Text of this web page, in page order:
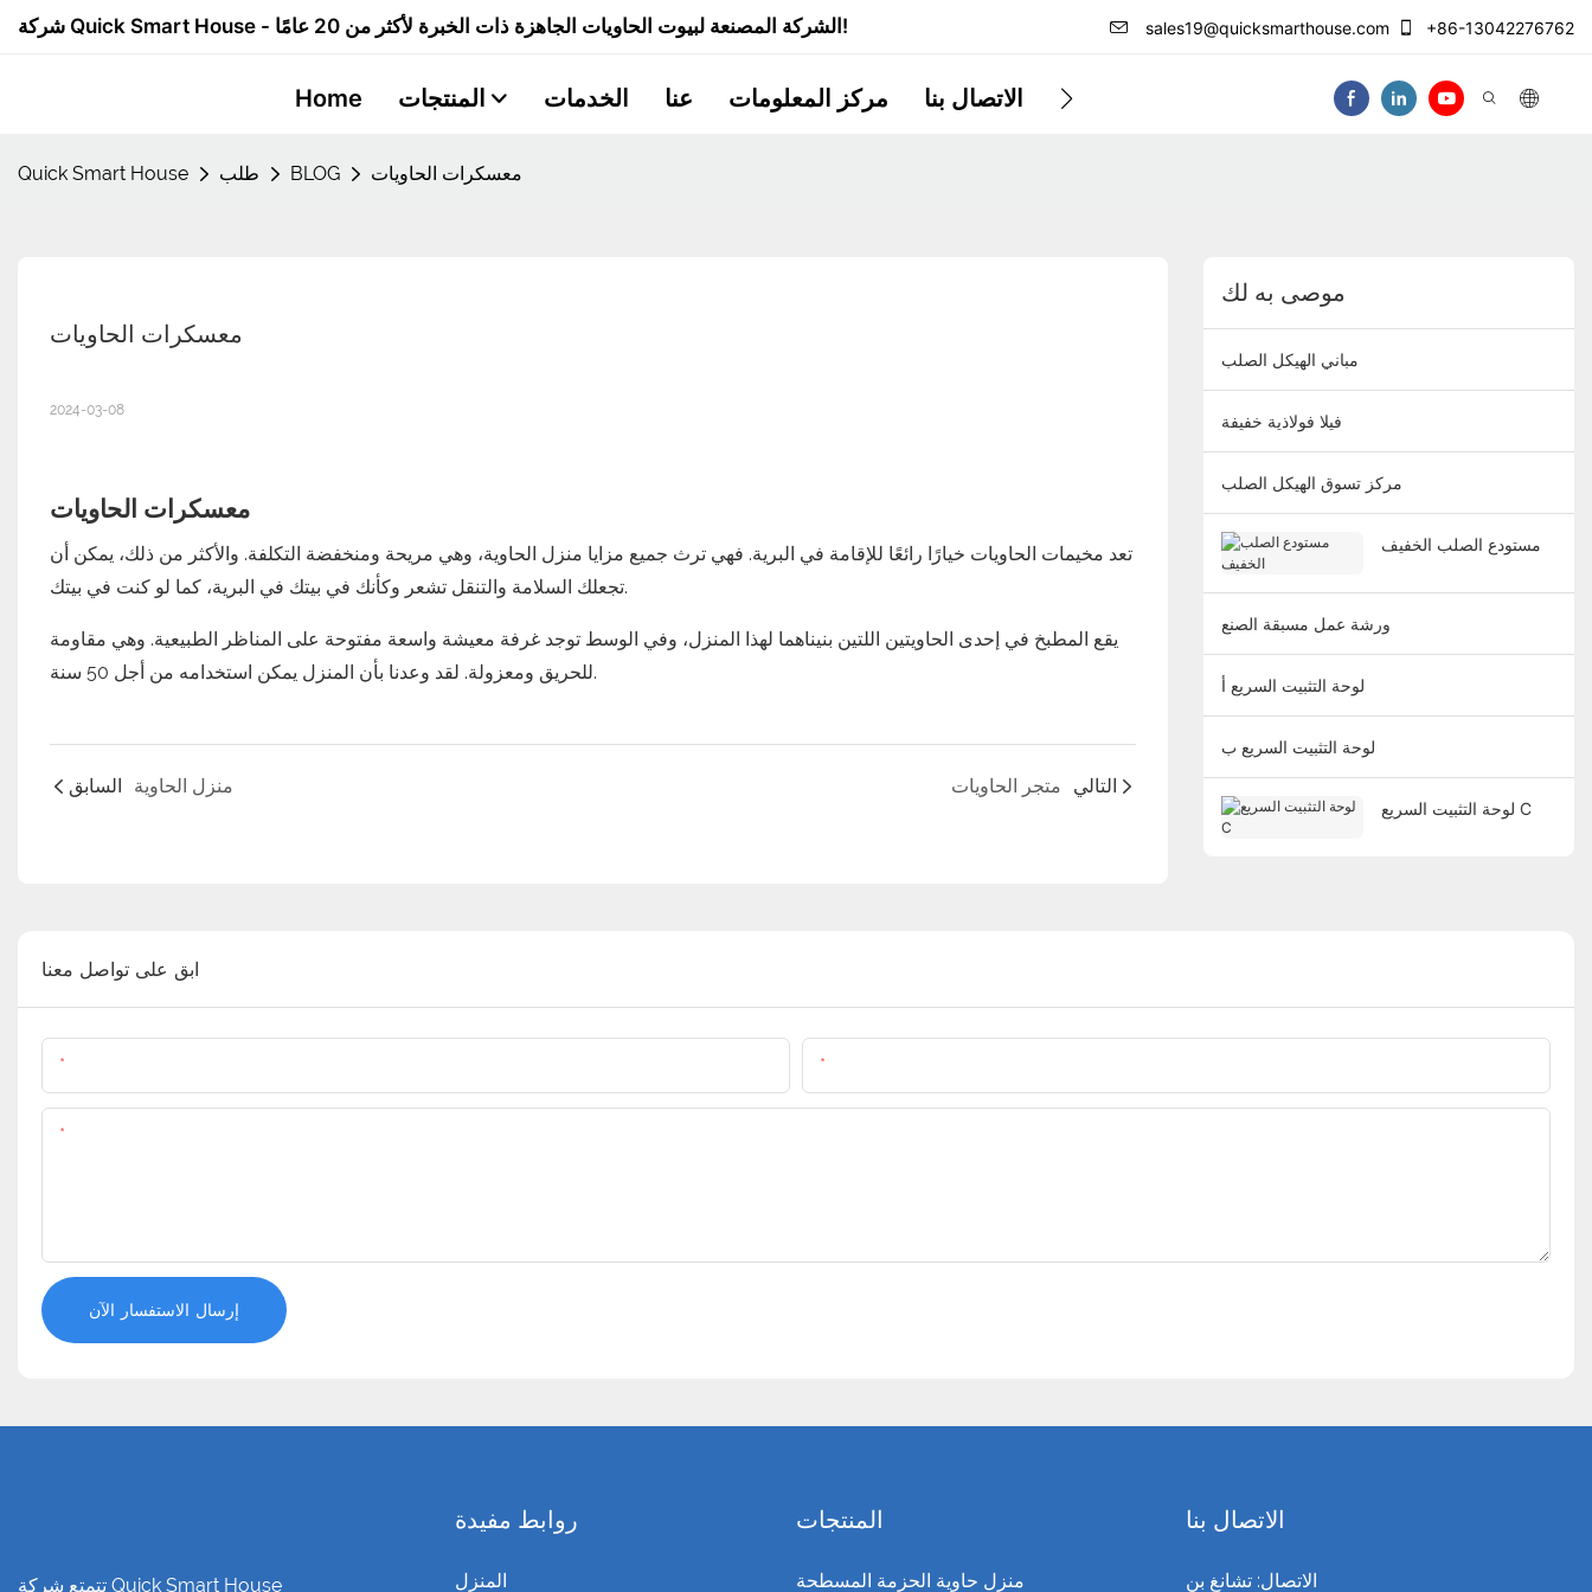
شركة Quick Smart House - الشركة المصنعة لبيوت الحاويات الجاهزة ذات الخبرة لأكثر من 20 عامًا! sales19@quicksmarthouse.com +86-13042276762
Home المنتجات الخدمات عنا مركز المعلومات الاتصال بنا فيديو
Quick Smart House طلب BLOG معسكرات الحاويات
معسكرات الحاويات
2024-03-08
معسكرات الحاويات
تعد مخيمات الحاويات خيارًا رائعًا للإقامة في البرية. فهي ترث جميع مزايا منزل الحاوية، وهي مريحة ومنخفضة التكلفة. والأكثر من ذلك، يمكن أن
تجعلك السلامة والتنقل تشعر وكأنك في بيتك في البرية، كما لو كنت في بيتك.
يقع المطبخ في إحدى الحاويتين اللتين بنيناهما لهذا المنزل، وفي الوسط توجد غرفة معيشة واسعة مفتوحة على المناظر الطبيعية. وهي مقاومة
للحريق ومعزولة. لقد وعدنا بأن المنزل يمكن استخدامه من أجل 50 سنة.
السابق منزل الحاوية متجر الحاويات التالي
موصى به لك
مباني الهيكل الصلب
فيلا فولاذية خفيفة
مركز تسوق الهيكل الصلب
مستودع الصلب الخفيف
ورشة عمل مسبقة الصنع
لوحة التثبيت السريع أ
لوحة التثبيت السريع ب
لوحة التثبيت السريع C
ابق على تواصل معنا
إرسال الاستفسار الآن
تتمتع شركة Quick Smart House
روابط مفيدة
المنزل
المنتجات
منزل حاوية الحزمة المسطحة
الاتصال بنا
الاتصال: تشانغ بن